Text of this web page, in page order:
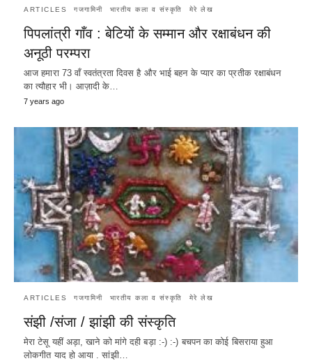
ARTICLES गजगामिनी भारतीय कला व संस्कृति मेरे लेख
पिपलांत्री गाँव : बेटियों के सम्मान और रक्षाबंधन की
अनूठी परम्परा
आज हमारा 73 वाँ स्वतंत्रता दिवस है और भाई बहन के प्यार का प्रतीक रक्षाबंधन
का त्यौहार भी। आज़ादी के…
7 years ago
ARTICLES गजगामिनी भारतीय कला व संस्कृति मेरे लेख
संझी /संजा / झांझी की संस्कृति
मेरा टेसू यहीं अड़ा, खाने को मांगे दही बड़ा :-) :-) बचपन का कोई बिसराया हुआ
लोकगीत याद हो आया . सांझी…